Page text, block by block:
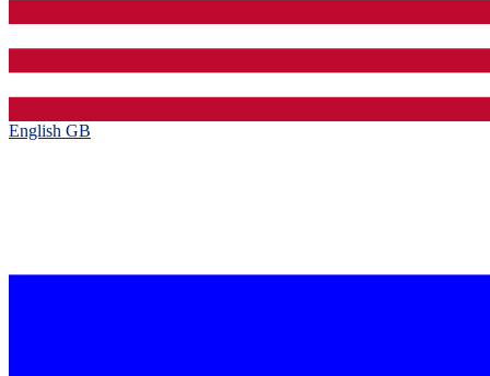
English GB‎